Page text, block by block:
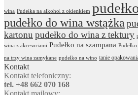
wina Pudełka na alkohol z okienkiem
pudełko do wina wstążka
kartonu pudełko do wina z tektury
wina z akcesoriami Pudełko na szampana
na trzy wina zamykane pudełko na wino tanie
Kontakt
Kontakt telefoniczny:
tel. +48 662 070 168
Kontakt mailowy: